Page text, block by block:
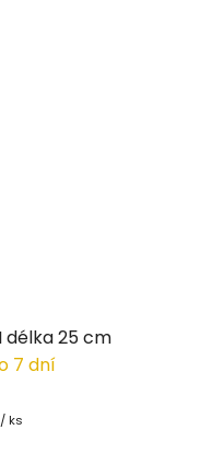
délka 25 cm
7 dní
/ ks